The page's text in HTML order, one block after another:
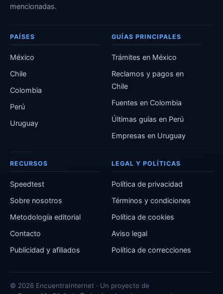
mencionadas.
PAÍSES
México
Chile
Colombia
Perú
Uruguay
GUÍAS PRINCIPALES
Trámites en México
Reclamos y pagos en
Chile
Fuentes en Colombia
Últimas guías en Perú
Empresas en Uruguay
RECURSOS
Speedtest
Sobre nosotros
Metodología editorial
Contacto
Publicidad y afiliados
LEGAL Y POLÍTICAS
Política de privacidad
Términos y condiciones
Política de cookies
Aviso legal
Política de correcciones
© 2026 EncuentraInternet · Un proyecto de